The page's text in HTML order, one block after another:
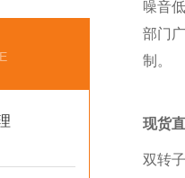
噪音
部门
制。
现货
双转